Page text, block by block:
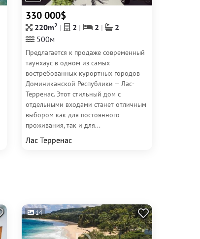
330 000$
220m2 2 2
2
500м
Предлагается к продаже современный
таунхаус в одном из самых
востребованных курортных городов
Доминиканской Республики — Лас-
Терренас. Этот стильный дом с
отдельными входами станет отличным
выбором как для постоянного
проживания, так и для...
Лас Терренас
14